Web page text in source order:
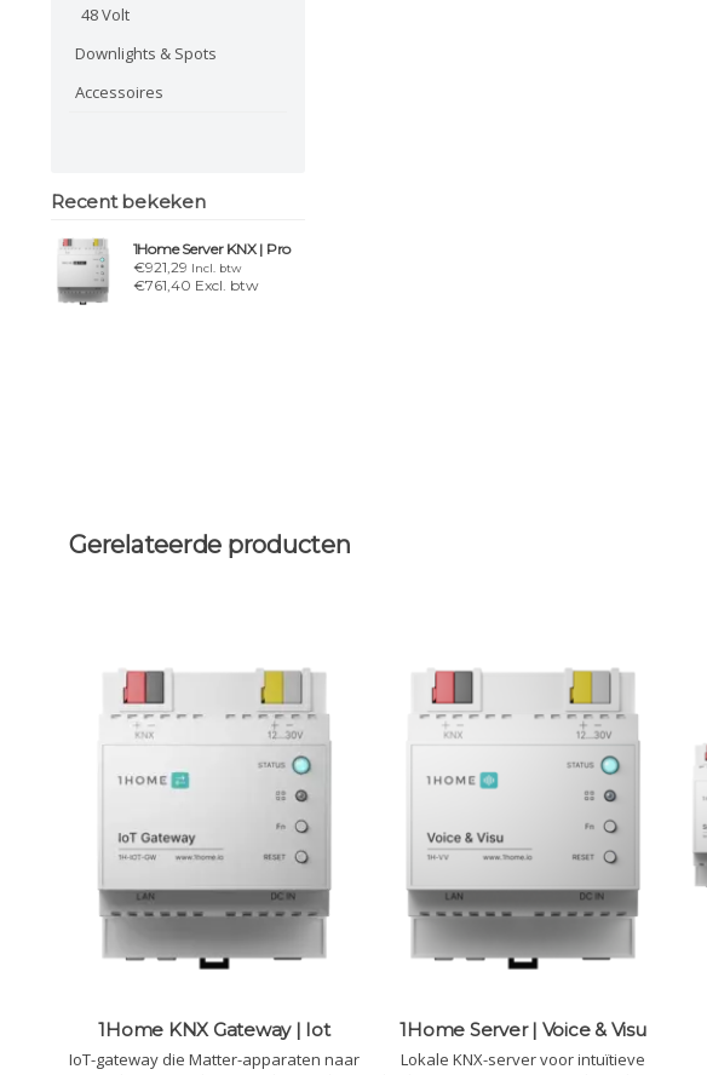
48 Volt
Downlights & Spots
Accessoires
Recent bekeken
1Home Server KNX | Pro
€921,29 Incl. btw
€761,40 Excl. btw
Gerelateerde producten
1Home KNX Gateway | Iot
IoT-gateway die Matter-apparaten naar
1Home Server | Voice & Visu
Lokale KNX-server voor intuïtieve